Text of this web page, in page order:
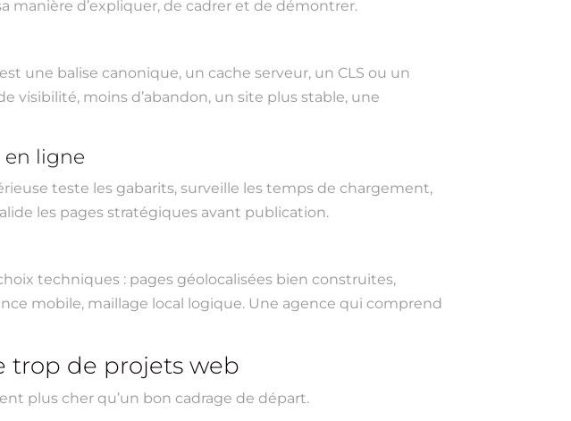
manière d’expliquer, de cadrer et de démontrer.
une balise canonique, un cache serveur, un CLS ou un
visibilité, moins d’abandon, un site plus stable, une
en ligne
teste les gabarits, surveille les temps de chargement,
les pages stratégiques avant publication.
techniques : pages géolocalisées bien construites,
mobile, maillage local logique. Une agence qui comprend
trop de projets web
plus cher qu’un bon cadrage de départ.